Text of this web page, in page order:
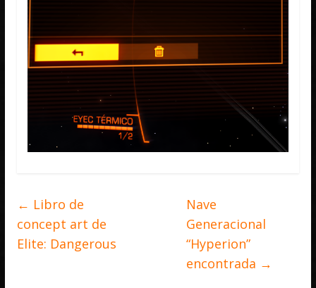
← Libro de
concept art de
Elite: Dangerous
Nave
Generacional
“Hyperion”
encontrada →